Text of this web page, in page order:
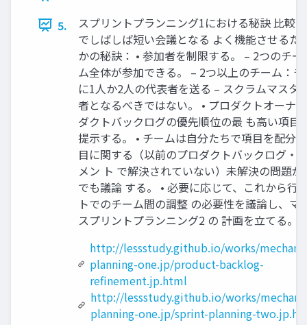
5.
スプリントプランニング1における秘訣 比較
でしばしば短い会議となる よく機能させるた
かの秘訣： • 参加者を制限する。 – 2つのチ
ム全体が参加できる。 – 2つ以上のチーム：
に1人か2人の代表者を送る – スクラムマスタ
者となるべきではない。 • プロダクトオーナ
ダクトバックログの優先順位の最 も高い項目
提示する。 • チームは自分たちで項目を配分
目に関する（以前のプロダクトバックログ・
メン ト で解決されていない）未解決の問題
でも議論 する。 • 必要に応じて、これから行
トでのチーム間の調整 の必要性を議論し、マ
スプリントプランニング2 の 計画を立てる。
http://lessstudy.github.io/works/
planning-one.jp/product-backlog-
refinement.jp.html
http://lessstudy.github.io/works/
planning-one.jp/sprint-planning-